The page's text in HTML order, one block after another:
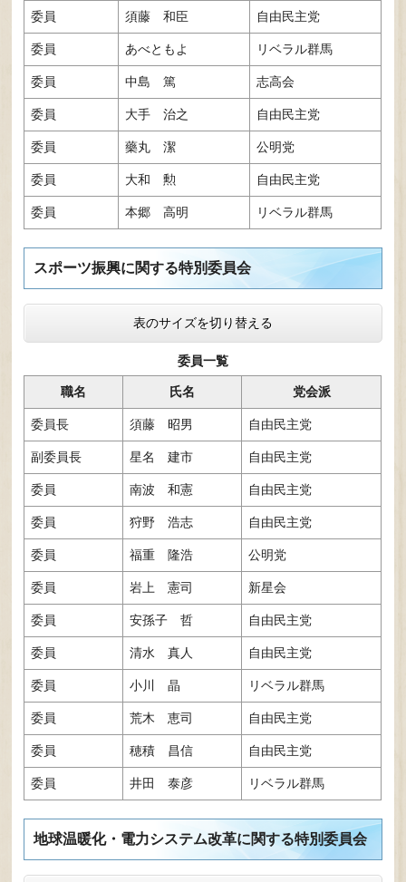
委員 須藤 和臣 自由民主党
委員 あべともよ リベラル群馬
委員 中島 篤 志高会
委員 大手 治之 自由民主党
委員 藥丸 潔 公明党
委員 大和 勲 自由民主党
委員 本郷 高明 リベラル群馬
スポーツ振興に関する特別委員会
表のサイズを切り替える
委員一覧
職名 氏名 党会派
委員長 須藤 昭男 自由民主党
副委員長 星名 建市 自由民主党
委員 南波 和憲 自由民主党
委員 狩野 浩志 自由民主党
委員 福重 隆浩 公明党
委員 岩上 憲司 新星会
委員 安孫子 哲 自由民主党
委員 清水 真人 自由民主党
委員 小川 晶 リベラル群馬
委員 荒木 恵司 自由民主党
委員 穂積 昌信 自由民主党
委員 井田 泰彦 リベラル群馬
地球温暖化・電力システム改革に関する特別委員会